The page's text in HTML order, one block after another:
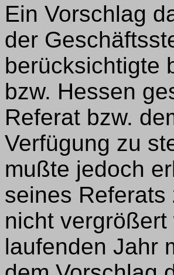
Ein Vorschlag
der
berücksichtigte
bzw. Hessen
Referat bzw.
Verfügung zu
mußte jedoch
seines
nicht
laufenden Jahr